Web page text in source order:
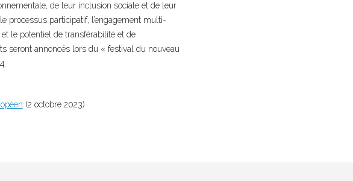
de leur inclusion sociale et de leur
processus participatif, l’engagement multi-
le potentiel de transférabilité et de
seront annoncés lors du « festival du nouveau
(2 octobre 2023)